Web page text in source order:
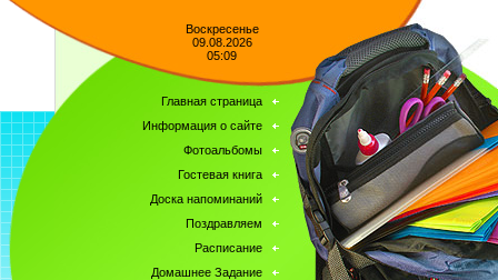
Воскресенье
09.08.2026
05:09
Главная страница
Информация о сайте
Фотоальбомы
Гостевая книга
Доска напоминаний
Поздравляем
Расписание
Домашнее Задание